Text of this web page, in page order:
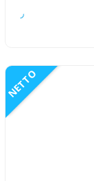
NETTO